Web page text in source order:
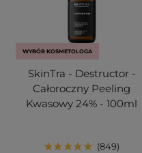
WYBÓR KOSMETOLOGA
SkinTra - Destructor -
Całoroczny Peeling
Kwasowy 24% - 100ml
849